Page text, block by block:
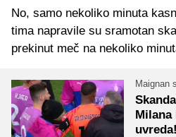
No, samo nekoliko minuta
tima napravile su sramotan
prekinut meč na nekoliko
Maignan
Milana
uvreda!